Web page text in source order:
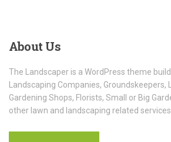
About Us
The Landscaper is a WordPress theme
Landscaping Companies,
Gardening Shops, Florists, Small or Big
other lawn and landscaping related services.